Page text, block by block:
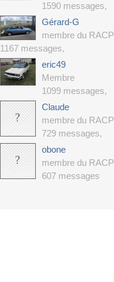
1590 messages,
Gérard-G
membre du RACP
1167 messages,
eric49
Membre
1099 messages,
Claude
membre du RACP
729 messages,
obone
membre du RACP
607 messages